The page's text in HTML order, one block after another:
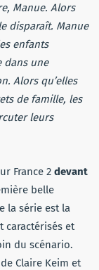
Manue. Alors
disparaît. Manue
enfants
dans une
Alors qu’elles
de famille, les
leurs
France 2 devant
belle
la série est la
caractérisés et
du scénario.
Claire Keim et